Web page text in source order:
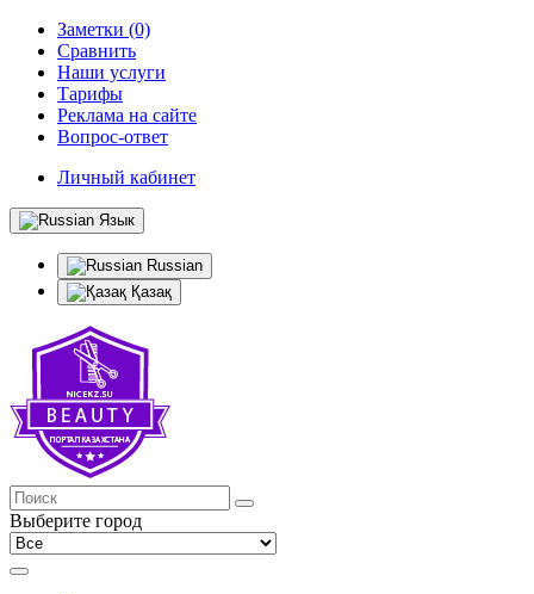
Заметки (0)
Сравнить
Наши услуги
Тарифы
Реклама на сайте
Вопрос-ответ
Личный кабинет
Язык
Russian
Қазақ
Выберите город